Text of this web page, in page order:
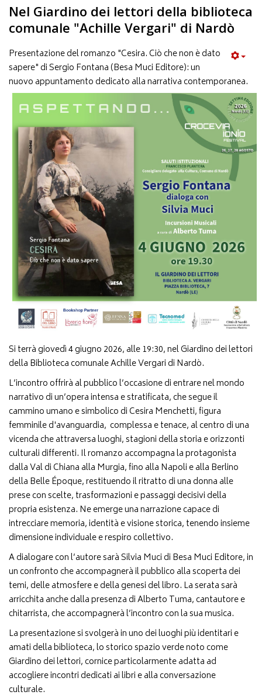
Nel Giardino dei lettori della biblioteca
comunale "Achille Vergari" di Nardò
Presentazione del romanzo "Cesira. Ciò che non è dato
sapere" di Sergio Fontana (Besa Muci Editore): un
nuovo appuntamento dedicato alla narrativa contemporanea.
Si terrà giovedì 4 giugno 2026, alle 19:30, nel Giardino dei lettori
della Biblioteca comunale Achille Vergari di Nardò.
L’incontro offrirà al pubblico l’occasione di entrare nel mondo
narrativo di un’opera intensa e stratificata, che segue il
cammino umano e simbolico di Cesira Menchetti, figura
femminile d'avanguardia, complessa e tenace, al centro di una
vicenda che attraversa luoghi, stagioni della storia e orizzonti
culturali differenti. Il romanzo accompagna la protagonista
dalla Val di Chiana alla Murgia, fino alla Napoli e alla Berlino
della Belle Époque, restituendo il ritratto di una donna alle
prese con scelte, trasformazioni e passaggi decisivi della
propria esistenza. Ne emerge una narrazione capace di
intrecciare memoria, identità e visione storica, tenendo insieme
dimensione individuale e respiro collettivo.
A dialogare con l’autore sarà Silvia Muci di Besa Muci Editore, in
un confronto che accompagnerà il pubblico alla scoperta dei
temi, delle atmosfere e della genesi del libro. La serata sarà
arricchita anche dalla presenza di Alberto Tuma, cantautore e
chitarrista, che accompagnerà l’incontro con la sua musica.
La presentazione si svolgerà in uno dei luoghi più identitari e
amati della biblioteca, lo storico spazio verde noto come
Giardino dei lettori, cornice particolarmente adatta ad
accogliere incontri dedicati ai libri e alla conversazione
culturale.